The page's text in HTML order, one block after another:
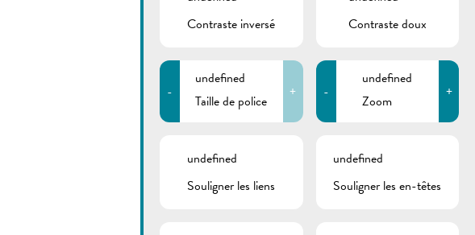
Contraste inversé
Contraste doux
-
undefined
Taille de police
+ -
undefined
Zoom
+
undefined
Souligner les liens
undefined
Souligner les en-têtes